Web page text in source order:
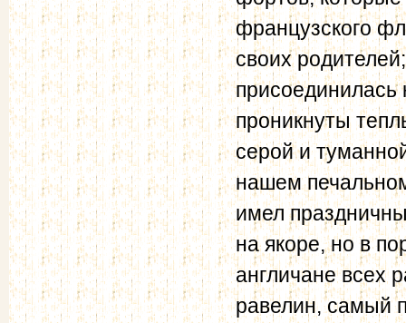
французского
своих
проникнуты
серой и
нашем
имел
на якоре, но в
англичане всех
равелин, самый